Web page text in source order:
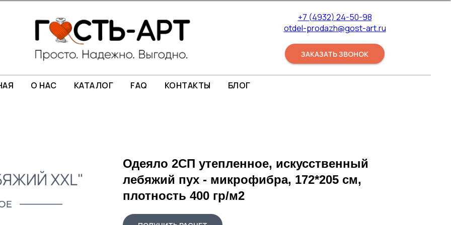
+7 (4932) 24-50-98
otdel-prodazh@gost-art.ru
ЗАКАЗАТЬ ЗВОНОК
О НАС КАТАЛОГ FAQ КОНТАКТЫ БЛОГ
Одеяло 2СП утепленное, искусственный
лебяжий пух - микрофибра, 172*205 см,
плотность 400 гр/м2